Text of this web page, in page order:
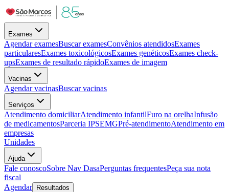
Exames
Agendar examesBuscar examesConvênios atendidosExames
particularesExames toxicológicosExames genéticosExames check-
upsExames de resultado rápidoExames de imagem
Vacinas
Agendar vacinasBuscar vacinas
Serviços
Atendimento domiciliarAtendimento infantilFuro na orelhaInfusão
de medicamentosParceria IPSEMGPré-atendimentoAtendimento em
empresas
Unidades
Ajuda
Fale conoscoSobre Nav DasaPerguntas frequentesPeça sua nota
fiscal
Agendar
Resultados